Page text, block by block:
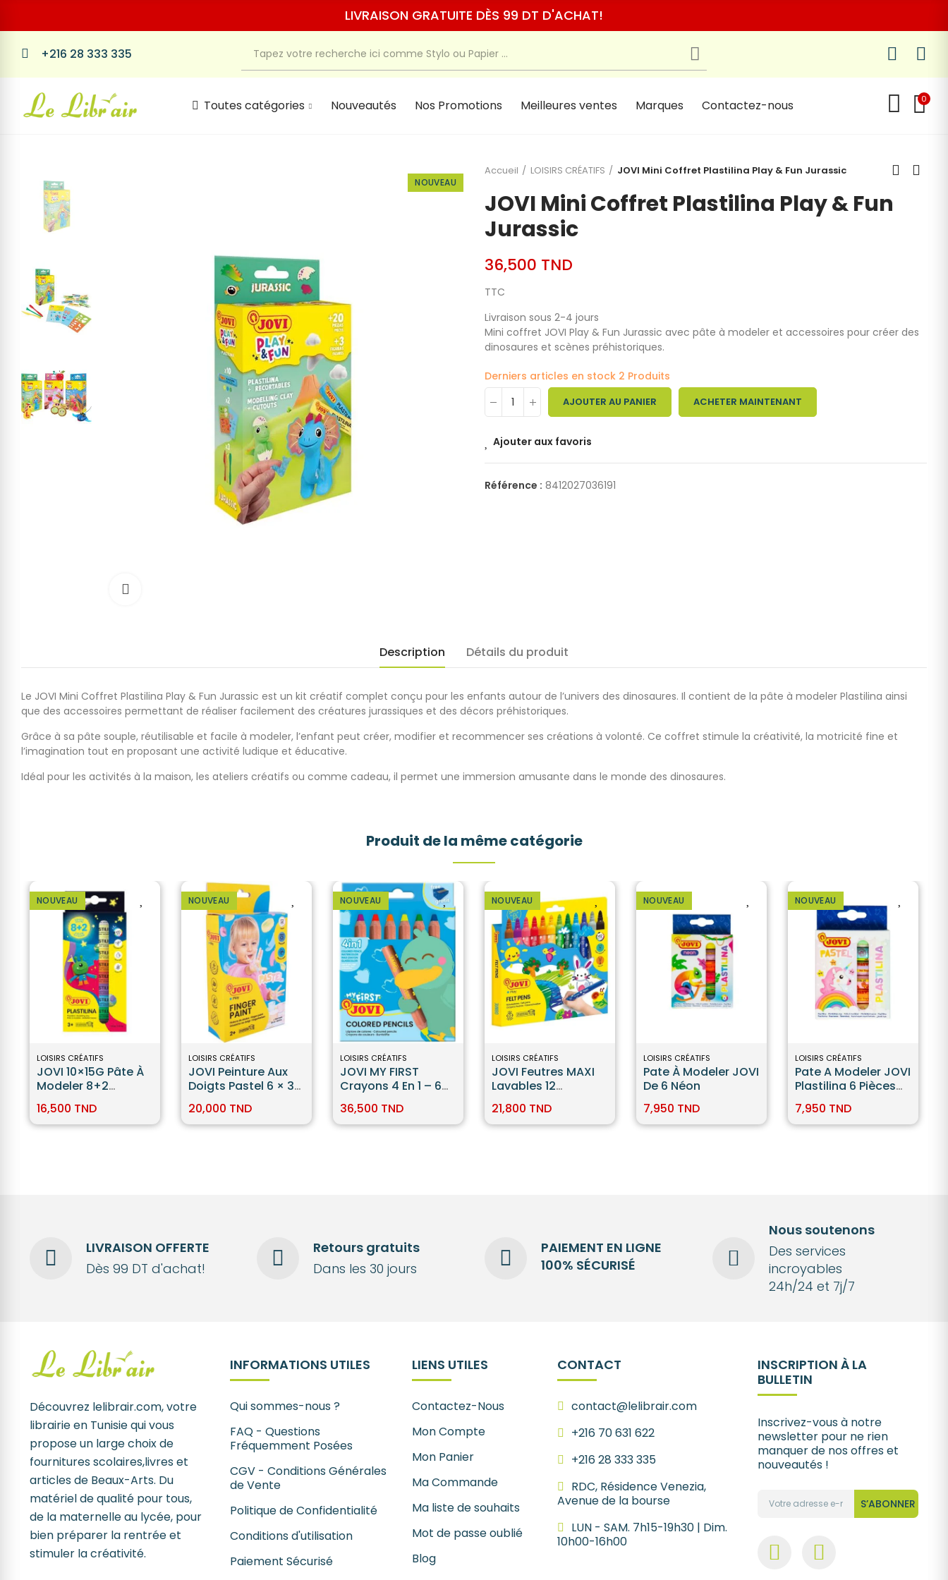
LIVRAISON GRATUITE DÈS 99 DT D'ACHAT!
+216 28 333 335
Toutes catégories Nouveautés Nos Promotions Meilleures ventes Marques Contactez-nous 0
NOUVEAU
Accueil LOISIRS CRÉATIFS JOVI Mini Coffret Plastilina Play & Fun Jurassic
JOVI Mini Coffret Plastilina Play & Fun
Jurassic
36,500 TND
TTC
Livraison sous 2-4 jours
Mini coffret JOVI Play & Fun Jurassic avec pâte à modeler et accessoires pour créer des
dinosaures et scènes préhistoriques.
Derniers articles en stock 2 Produits
AJOUTER AU PANIER ACHETER MAINTENANT
Ajouter aux favoris
Référence : 8412027036191
Description Détails du produit
Le JOVI Mini Coffret Plastilina Play & Fun Jurassic est un kit créatif complet conçu pour les enfants autour de l’univers des dinosaures. Il contient de la pâte à modeler Plastilina ainsi
que des accessoires permettant de réaliser facilement des créatures jurassiques et des décors préhistoriques.
Grâce à sa pâte souple, réutilisable et facile à modeler, l’enfant peut créer, modifier et recommencer ses créations à volonté. Ce coffret stimule la créativité, la motricité fine et
l’imagination tout en proposant une activité ludique et éducative.
Idéal pour les activités à la maison, les ateliers créatifs ou comme cadeau, il permet une immersion amusante dans le monde des dinosaures.
Produit de la même catégorie
NOUVEAU
LOISIRS CRÉATIFS
JOVI 10×15G Pâte À
Modeler 8+2
16,500 TND
NOUVEAU
LOISIRS CRÉATIFS
JOVI Peinture Aux
Doigts Pastel 6 × 35
20,000 TND
NOUVEAU
LOISIRS CRÉATIFS
JOVI MY FIRST
Crayons 4 En 1 – 6
36,500 TND
NOUVEAU
LOISIRS CRÉATIFS
JOVI Feutres MAXI
Lavables 12
21,800 TND
NOUVEAU
LOISIRS CRÉATIFS
Pate À Modeler JOVI
De 6 Néon
7,950 TND
NOUVEAU
LOISIRS CRÉATIFS
Pate A Modeler JOVI
Plastilina 6 Pièces
7,950 TND
LIVRAISON OFFERTE
Dès 99 DT d'achat!
Retours gratuits
Dans les 30 jours
PAIEMENT EN LIGNE
100% SÉCURISÉ
Nous soutenons
Des services
incroyables
24h/24 et 7j/7
Découvrez lelibrair.com, votre
librairie en Tunisie qui vous
propose un large choix de
fournitures scolaires,livres et
articles de Beaux-Arts. Du
matériel de qualité pour tous,
de la maternelle au lycée, pour
bien préparer la rentrée et
stimuler la créativité.
INFORMATIONS UTILES
Qui sommes-nous ?
FAQ - Questions
Fréquemment Posées
CGV - Conditions Générales
de Vente
Politique de Confidentialité
Conditions d'utilisation
Paiement Sécurisé
LIENS UTILES
Contactez-Nous
Mon Compte
Mon Panier
Ma Commande
Ma liste de souhaits
Mot de passe oublié
Blog
CONTACT
contact@lelibrair.com
+216 70 631 622
+216 28 333 335
RDC, Résidence Venezia,
Avenue de la bourse
LUN - SAM. 7h15-19h30 | Dim.
10h00-16h00
INSCRIPTION À LA
BULLETIN
Inscrivez-vous à notre
newsletter pour ne rien
manquer de nos offres et
nouveautés !
S’ABONNER